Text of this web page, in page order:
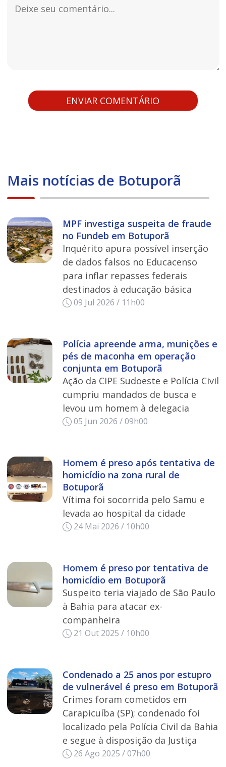
Mais notícias de Botuporã
MPF investiga suspeita de fraude
no Fundeb em Botuporã
Inquérito apura possível inserção
de dados falsos no Educacenso
para inflar repasses federais
destinados à educação básica
09 Jul 2026 / 11h00
Polícia apreende arma, munições e
pés de maconha em operação
conjunta em Botuporã
Ação da CIPE Sudoeste e Polícia Civil
cumpriu mandados de busca e
levou um homem à delegacia
05 Jun 2026 / 09h00
Homem é preso após tentativa de
homicídio na zona rural de
Botuporã
Vítima foi socorrida pelo Samu e
levada ao hospital da cidade
24 Mai 2026 / 10h00
Homem é preso por tentativa de
homicídio em Botuporã
Suspeito teria viajado de São Paulo
à Bahia para atacar ex-
companheira
21 Out 2025 / 10h00
Condenado a 25 anos por estupro
de vulnerável é preso em Botuporã
Crimes foram cometidos em
Carapicuíba (SP); condenado foi
localizado pela Polícia Civil da Bahia
e segue à disposição da Justiça
26 Ago 2025 / 07h00